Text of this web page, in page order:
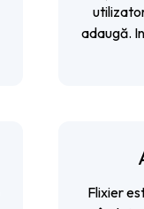
adaugă.
Flixier